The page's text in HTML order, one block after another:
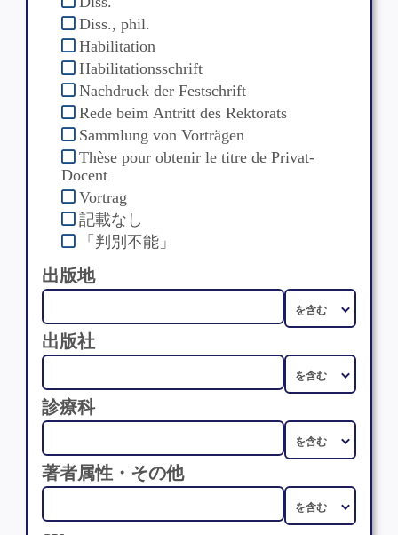
Diss., phil.
Habilitation
Habilitationsschrift
Nachdruck der Festschrift
Rede beim Antritt des Rektorats
Sammlung von Vorträgen
Thèse pour obtenir le titre de Privat-
Docent
Vortrag
記載なし
「判別不能」
出版地
出版社
診療科
著者属性・その他